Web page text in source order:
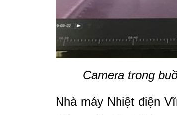
Camera trong
Nhà máy Nhiệt điện